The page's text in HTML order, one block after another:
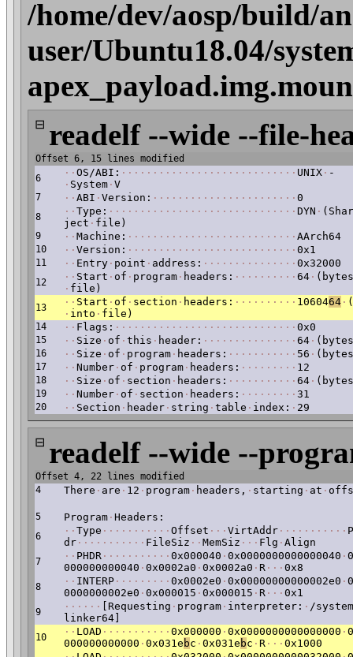
/home/dev/aosp/build/
user/Ubuntu18.04/
⊟ readelf --wide --file-
Offset 6, 15 lines modified
6
· · OS/ABI: · · · · · · · · · · · · · · · · · · · · · · · · · · · · UNIX · -
· System · V
7 · · ABI · Version: · · · · · · · · · · · · · · · · · · · · · · · 0
8 · · Type: · · · · · · · · · · · · · · · · · · · · · · · · · · · · · · DYN ·
ject · file)
9 · · Machine: · · · · · · · · · · · · · · · · · · · · · · · · · · · AArch64
10 · · Version: · · · · · · · · · · · · · · · · · · · · · · · · · · · 0x1
11 · · Entry · point · address: · · · · · · · · · · · · · · · 0x32000
12 · · Start · of · program · headers: · · · · · · · · · · 64 · (bytes
· file)
13 · · Start · of · section · headers: · · · · · · · · · · 1060464 ·
· into · file)
14 · · Flags: · · · · · · · · · · · · · · · · · · · · · · · · · · · · · 0x0
15 · · Size · of · this · header: · · · · · · · · · · · · · · · 64 ·
16 · · Size · of · program · headers: · · · · · · · · · · · 56 ·
17 · · Number · of · program · headers: · · · · · · · · · 12
18 · · Size · of · section · headers: · · · · · · · · · · · 64 ·
19 · · Number · of · section · headers: · · · · · · · · · 31
20 · · Section · header · string · table · index: · 29
⊟ readelf --wide --
Offset 4, 22 lines modified
4
There · are · 12 · program · headers, · starting · at ·
5 Program · Headers:
6 · · Type · · · · · · · · · · · Offset · · · VirtAddr · · · · · · · · · · ·
dr · · · · · · · · · · · FileSiz · · MemSiz · · · Flg · Align
7 · · PHDR · · · · · · · · · · · 0x000040 · 0x0000000000000040 ·
000000000040 · 0x0002a0 · 0x0002a0 · R · · · 0x8
8 · · INTERP · · · · · · · · · 0x0002e0 · 0x00000000000002e0 ·
0000000002e0 · 0x000015 · 0x000015 · R · · · 0x1
9 · · · · · · [Requesting · program · interpreter: · /
linker64]
10 · · LOAD · · · · · · · · · · · 0x000000 · 0x0000000000000000 ·
000000000000 · 0x031e bc · 0x031e bc · R · · · 0x1000